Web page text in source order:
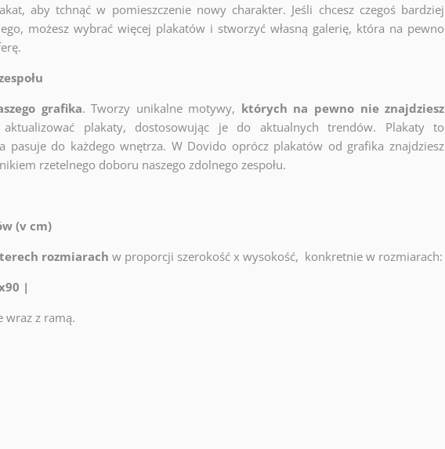
aby tchnąć w pomieszczenie nowy charakter. Jeśli chcesz czegoś bardziej
możesz wybrać więcej plakatów i stworzyć własną galerię, która na pewno
grafika. Tworzy unikalne motywy, których na pewno nie znajdziesz
plakaty, dostosowując je do aktualnych trendów. Plakaty to
pasuje do każdego wnętrza. W Dovido oprócz plakatów od grafika znajdziesz
rzetelnego doboru naszego zdolnego zespołu.
(v cm)
rozmiarach w proporcji szerokość x wysokość, konkretnie w rozmiarach:
|
wraz z ramą.